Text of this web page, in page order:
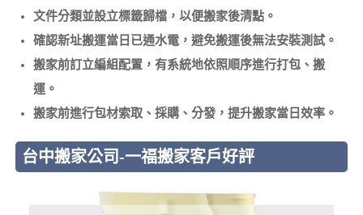
文件分類並設立標籤歸檔，以便搬家後清點。
確認新址搬運當日已通水電，避免搬運後無法安裝測試。
搬家前訂立編組配置，有系統地依照順序進行打包、搬
運。
搬家前進行包材索取、採購、分發，提升搬家當日效率。
台中搬家公司-一福搬家客戶好評